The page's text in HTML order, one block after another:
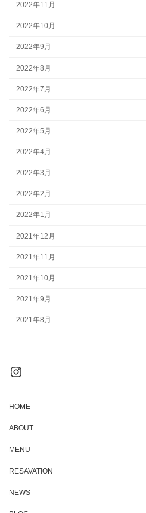
2022年11月
2022年10月
2022年9月
2022年8月
2022年7月
2022年6月
2022年5月
2022年4月
2022年3月
2022年2月
2022年1月
2021年12月
2021年11月
2021年10月
2021年9月
2021年8月
Instagram
HOME
ABOUT
MENU
RESAVATION
NEWS